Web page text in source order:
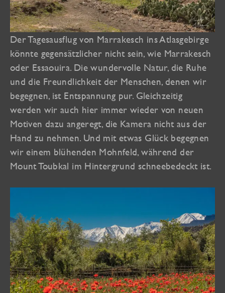
Der Tagesausflug von Marrakesch ins Atlasgebirge
könnte gegensätzlicher nicht sein, wie Marrakesch
oder Essaouira. Die wundervolle Natur, die Ruhe
und die Freundlichkeit der Menschen, denen wir
begegnen, ist Entspannung pur. Gleichzeitig
werden wir auch hier immer wieder von neuen
Motiven dazu angeregt, die Kamera nicht aus der
Hand zu nehmen. Und mit etwas Glück begegnen
wir einem blühenden Mohnfeld, während der
Mount Toubkal im Hintergrund schneebedeckt ist.